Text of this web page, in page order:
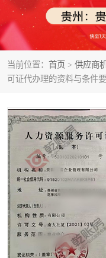
当前位置： 首页 > 供应商
可证代办理的资料与条件
仁怀公司注册
仁怀工商变更
贵州茅台镇公司注销
贵州茅台镇营业执